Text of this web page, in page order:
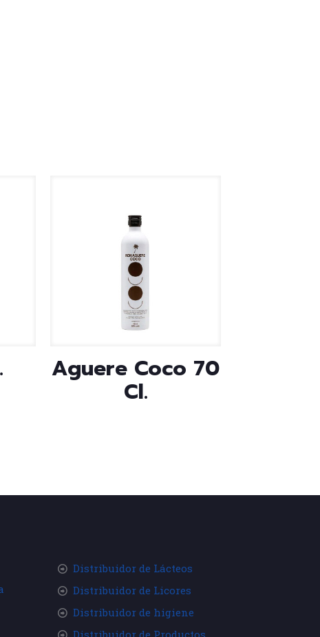
Aguere Coco 70
Cl.
Distribuidor de Lácteos
Distribuidor de Licores
Distribuidor de higiene
Distribuidor de Productos